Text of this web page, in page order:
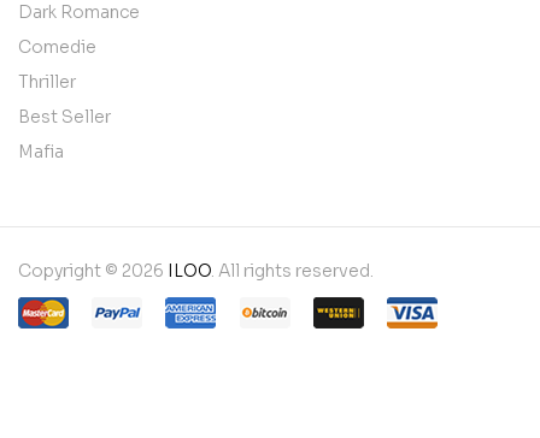
Dark Romance
Comedie
Thriller
Best Seller
Mafia
Copyright © 2026 ILOO. All rights reserved.